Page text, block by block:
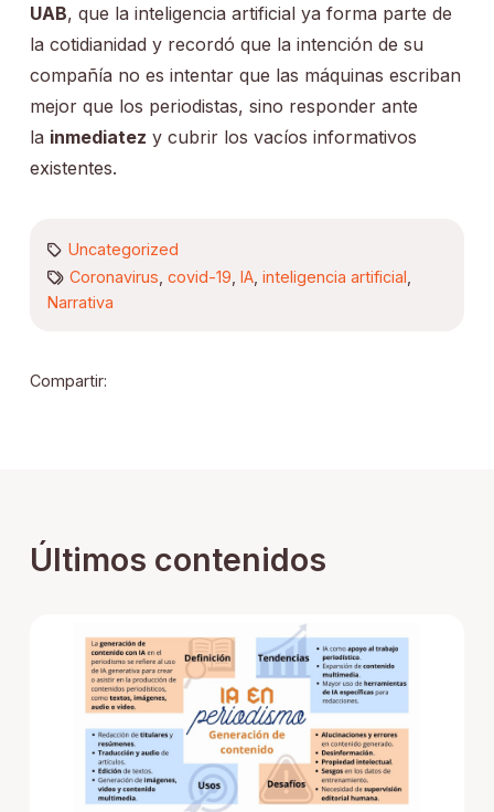
UAB, que la inteligencia artificial ya forma parte de
la cotidianidad y recordó que la intención de su
compañía no es intentar que las máquinas escriban
mejor que los periodistas, sino responder ante
la inmediatez y cubrir los vacíos informativos
existentes.
Uncategorized
Coronavirus, covid-19, IA, inteligencia artificial ,
Narrativa
Compartir:
Últimos contenidos